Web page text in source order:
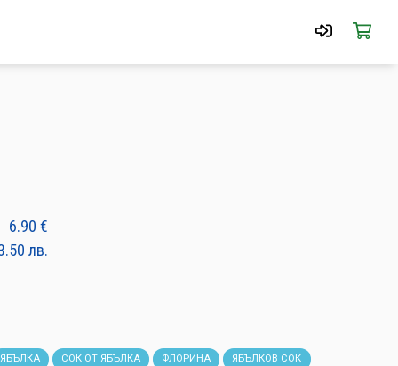
6.90 €
лв.
ЯБЪЛКА СОК ОТ ЯБЪЛКА ФЛОРИНА ЯБЪЛКОВ СОК